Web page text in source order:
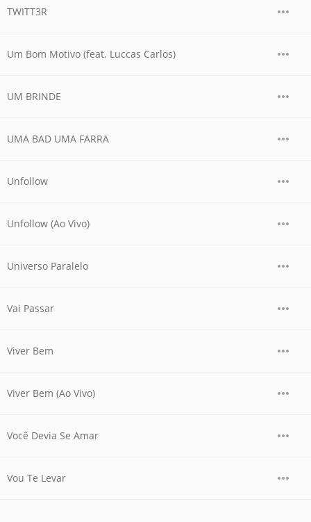
TWITT3R
Um Bom Motivo (feat. Luccas Carlos)
UM BRINDE
UMA BAD UMA FARRA
Unfollow
Unfollow (Ao Vivo)
Universo Paralelo
Vai Passar
Viver Bem
Viver Bem (Ao Vivo)
Você Devia Se Amar
Vou Te Levar